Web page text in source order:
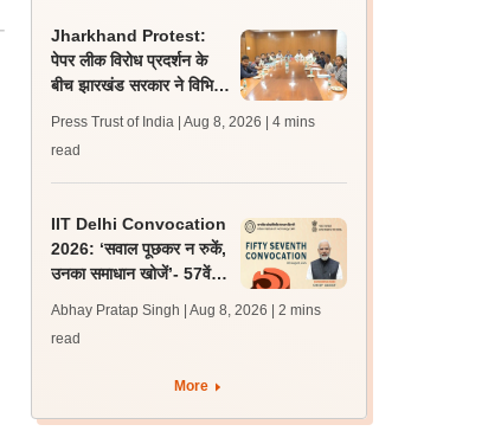
Jharkhand Protest:
पेपर लीक विरोध प्रदर्शन के
बीच झारखंड सरकार ने विभिन्न
Press Trust of India | Aug 8, 2026
| 4 mins
read
IIT Delhi Convocation
2026: ‘सवाल पूछकर न रुकें,
उनका समाधान खोजें’- 57वें
Abhay Pratap Singh | Aug 8, 2026
| 2 mins
read
More